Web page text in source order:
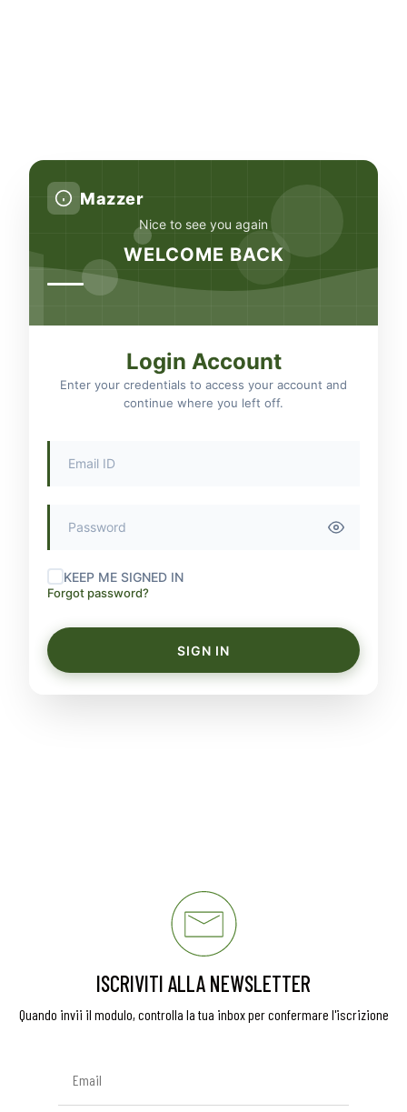
Mazzer
Nice to see you again
WELCOME BACK
Login Account
Enter your credentials to access your account and
continue where you left off.
KEEP ME SIGNED IN
Forgot password?
SIGN IN
ISCRIVITI ALLA NEWSLETTER
Quando invii il modulo, controlla la tua inbox per confermare l'iscrizione